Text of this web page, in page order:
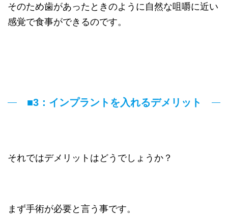
そのため歯があったときのように自然な咀嚼に近い
感覚で食事ができるのです。
■3：インプラントを入れるデメリット
それではデメリットはどうでしょうか？
まず手術が必要と言う事です。